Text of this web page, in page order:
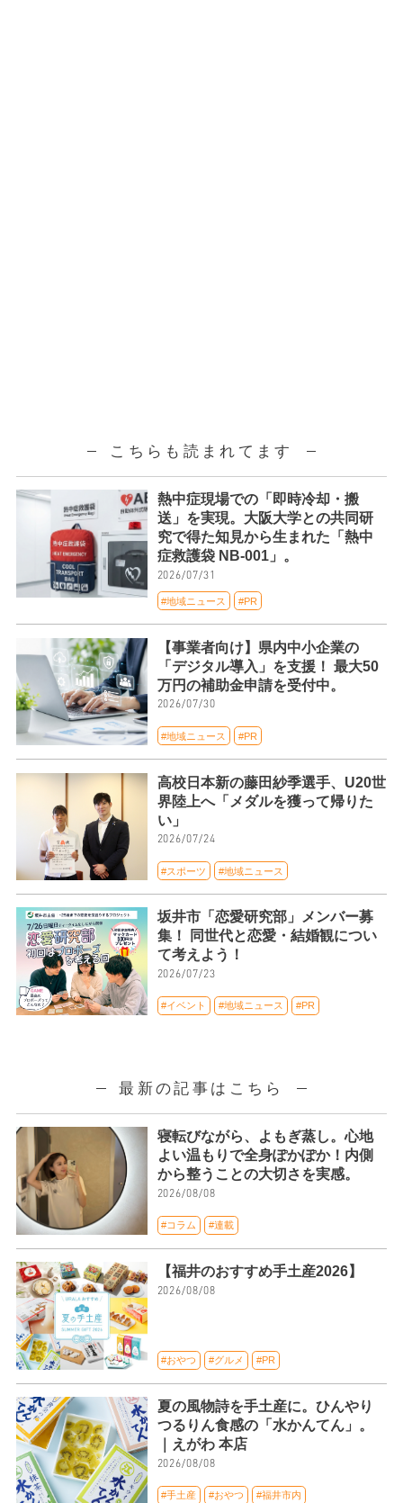
こちらも読まれてます
熱中症現場での「即時冷却・搬
送」を実現。大阪大学との共同研
究で得た知見から生まれた「熱中
症救護袋 NB-001」。
2026/07/31
#地域ニュース #PR
【事業者向け】県内中小企業の
「デジタル導入」を支援！ 最大50
万円の補助金申請を受付中。
2026/07/30
#地域ニュース #PR
高校日本新の藤田紗季選手、U20世
界陸上へ「メダルを獲って帰りた
い」
2026/07/24
#スポーツ #地域ニュース
坂井市「恋愛研究部」メンバー募
集！ 同世代と恋愛・結婚観につい
て考えよう！
2026/07/23
#イベント #地域ニュース #PR
最新の記事はこちら
寝転びながら、よもぎ蒸し。心地
よい温もりで全身ぽかぽか！内側
から整うことの大切さを実感。
2026/08/08
#コラム #連載
【福井のおすすめ手土産2026】
2026/08/08
#おやつ #グルメ #PR
夏の風物詩を手土産に。ひんやり
つるりん食感の「水かんてん」。
｜えがわ 本店
2026/08/08
#手土産 #おやつ #福井市内